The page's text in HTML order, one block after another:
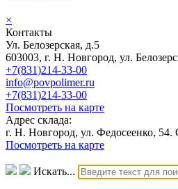
×
Контакты
Ул. Белозерская, д.5
603003, г. Н. Новгород, ул.
+7(831)214-33-00
info@povpolimer.ru
+7(831)214-33-00
Посмотреть на карте
Адрес склада:
г. Н. Новгород, ул. Федосеенко,
Посмотреть на карте
Искать...